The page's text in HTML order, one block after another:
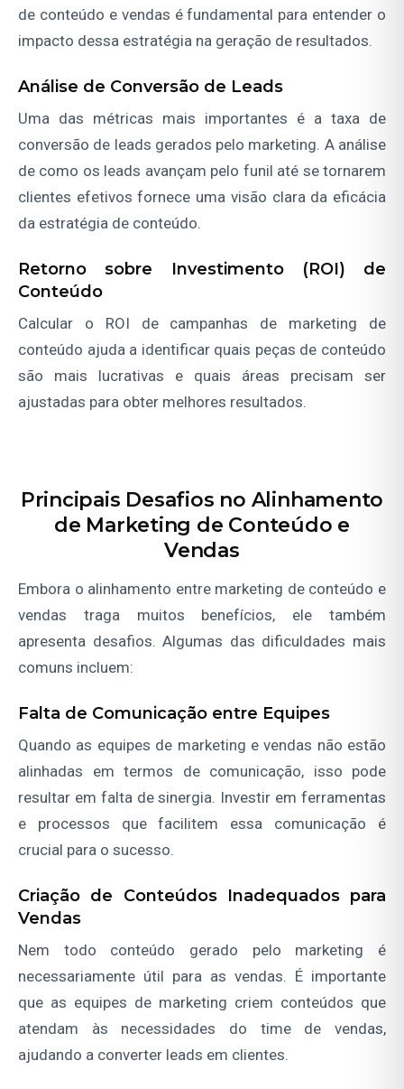
de conteúdo e vendas é fundamental para entender o
impacto dessa estratégia na geração de resultados.
Análise de Conversão de Leads
Uma das métricas mais importantes é a taxa de
conversão de leads gerados pelo marketing. A análise
de como os leads avançam pelo funil até se tornarem
clientes efetivos fornece uma visão clara da eficácia
da estratégia de conteúdo.
Retorno sobre Investimento (ROI) de
Conteúdo
Calcular o ROI de campanhas de marketing de
conteúdo ajuda a identificar quais peças de conteúdo
são mais lucrativas e quais áreas precisam ser
ajustadas para obter melhores resultados.
Principais Desafios no Alinhamento
de Marketing de Conteúdo e
Vendas
Embora o alinhamento entre marketing de conteúdo e
vendas traga muitos benefícios, ele também
apresenta desafios. Algumas das dificuldades mais
comuns incluem:
Falta de Comunicação entre Equipes
Quando as equipes de marketing e vendas não estão
alinhadas em termos de comunicação, isso pode
resultar em falta de sinergia. Investir em ferramentas
e processos que facilitem essa comunicação é
crucial para o sucesso.
Criação de Conteúdos Inadequados para
Vendas
Nem todo conteúdo gerado pelo marketing é
necessariamente útil para as vendas. É importante
que as equipes de marketing criem conteúdos que
atendam às necessidades do time de vendas,
ajudando a converter leads em clientes.